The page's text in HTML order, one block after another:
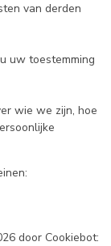
van derden
uw toestemming
wie we zijn, hoe
door Cookiebot: